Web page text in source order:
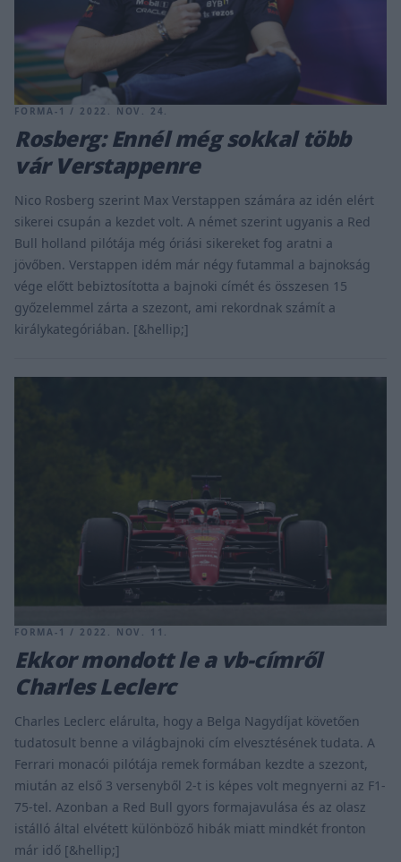
FORMA-1 / 2022. NOV. 24.
Rosberg: Ennél még sokkal több
vár Verstappenre
Nico Rosberg szerint Max Verstappen számára az idén elért
sikerei csupán a kezdet volt. A német szerint ugyanis a Red
Bull holland pilótája még óriási sikereket fog aratni a
jövőben. Verstappen idém már négy futammal a bajnokság
vége előtt bebiztosította a bajnoki címét és összesen 15
győzelemmel zárta a szezont, ami rekordnak számít a
királykategóriában. [&hellip;]
FORMA-1 / 2022. NOV. 11.
Ekkor mondott le a vb-címről
Charles Leclerc
Charles Leclerc elárulta, hogy a Belga Nagydíjat követően
tudatosult benne a világbajnoki cím elvesztésének tudata. A
Ferrari monacói pilótája remek formában kezdte a szezont,
miután az első 3 versenyből 2-t is képes volt megnyerni az F1-
75-tel. Azonban a Red Bull gyors formajavulása és az olasz
istálló által elvétett különböző hibák miatt mindkét fronton
már idő [&hellip;]